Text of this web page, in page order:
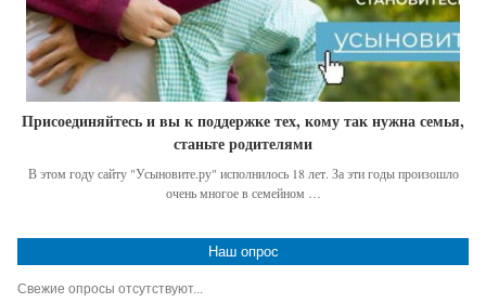
Присоединяйтесь и вы к поддержке тех, кому так нужна семья,
станьте родителями
В этом году сайту "Усыновите.ру" исполнилось 18 лет. За эти годы произошло
очень многое в семейном …
Наш опрос
Свежие опросы отсутствуют...